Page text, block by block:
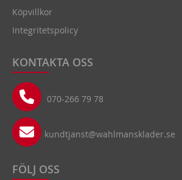
Köpvillkor
Integritetspolicy
KONTAKTA OSS
070-266 79 78
kundtjanst@wahlmansklader.se
FÖLJ OSS